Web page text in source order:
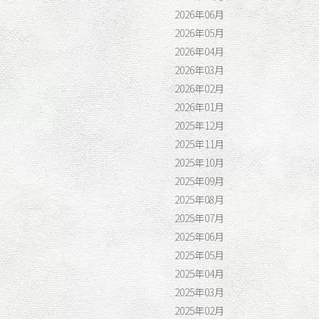
事へ
2026年06月
2026年05月
2026年04月
2026年03月
2026年02月
2026年01月
2025年12月
2025年11月
2025年10月
2025年09月
2025年08月
2025年07月
2025年06月
2025年05月
2025年04月
2025年03月
2025年02月